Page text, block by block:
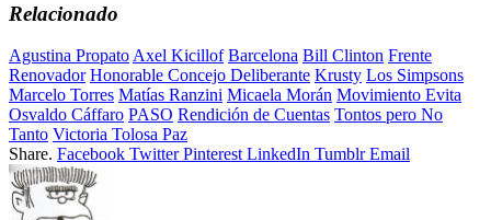
Relacionado
Agustina Propato Axel Kicillof Barcelona Bill Clinton Frente
Renovador Honorable Concejo Deliberante Krusty Los Simpsons
Marcelo Torres Matías Ranzini Micaela Morán Movimiento Evita
Osvaldo Cáffaro PASO Rendición de Cuentas Tontos pero No
Tanto Victoria Tolosa Paz
Share. Facebook Twitter Pinterest LinkedIn Tumblr Email